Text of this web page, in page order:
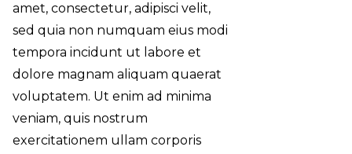
amet, consectetur, adipisci velit,
sed quia non numquam eius modi
tempora incidunt ut labore et
dolore magnam aliquam quaerat
voluptatem. Ut enim ad minima
veniam, quis nostrum
exercitationem ullam corporis